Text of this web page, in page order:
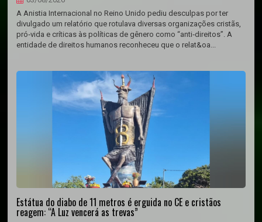
A Anistia Internacional no Reino Unido pediu desculpas por ter
divulgado um relatório que rotulava diversas organizações cristãs,
pró‑vida e críticas às políticas de gênero como “anti‑direitos”. A
entidade de direitos humanos reconheceu que o relat&oa...
Estátua do diabo de 11 metros é erguida no CE e cristãos
reagem: “A Luz vencerá as trevas”